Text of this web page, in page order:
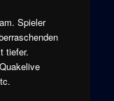
Spieler
tiefer.